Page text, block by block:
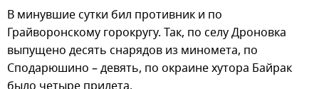
В минувшие сутки бил противник и по
Грайворонскому горокругу. Так, по селу Дроновка
выпущено десять снарядов из миномета, по
Сподарюшино – девять, по окраине хутора Байрак